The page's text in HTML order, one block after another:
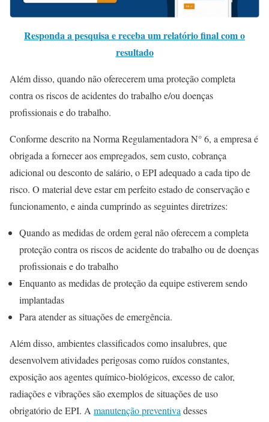
Responda a pesquisa e receba um relatório final com o
resultado
Além disso, quando não oferecerem uma proteção completa
contra os riscos de acidentes do trabalho e/ou doenças
profissionais e do trabalho.
Conforme descrito na Norma Regulamentadora N° 6, a empresa é
obrigada a fornecer aos empregados, sem custo, cobrança
adicional ou desconto de salário, o EPI adequado a cada tipo de
risco. O material deve estar em perfeito estado de conservação e
funcionamento, e ainda cumprindo as seguintes diretrizes:
Quando as medidas de ordem geral não oferecem a completa
proteção contra os riscos de acidente do trabalho ou de doenças
profissionais e do trabalho
Enquanto as medidas de proteção da equipe estiverem sendo
implantadas
Para atender as situações de emergência.
Além disso, ambientes classificados como insalubres, que
desenvolvem atividades perigosas como ruídos constantes,
exposição aos agentes químico-biológicos, excesso de calor,
radiações e vibrações são exemplos de situações de uso
obrigatório de EPI. A manutenção preventiva desses